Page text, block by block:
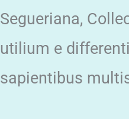
Segueriana,
utilium e
sapientibus